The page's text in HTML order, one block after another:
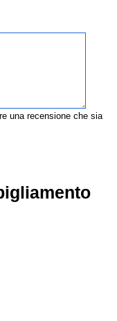
una recensione che sia